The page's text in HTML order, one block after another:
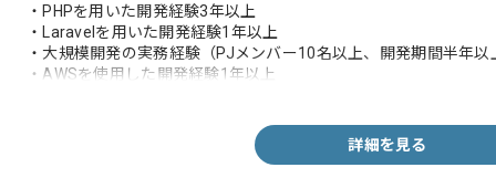
・PHPを用いた開発経験3年以上
・Laravelを用いた開発経験1年以上
・大規模開発の実務経験（PJメンバー10名以上、開発期間半年
・AWSを使用した開発経験1年以上
詳細を見る